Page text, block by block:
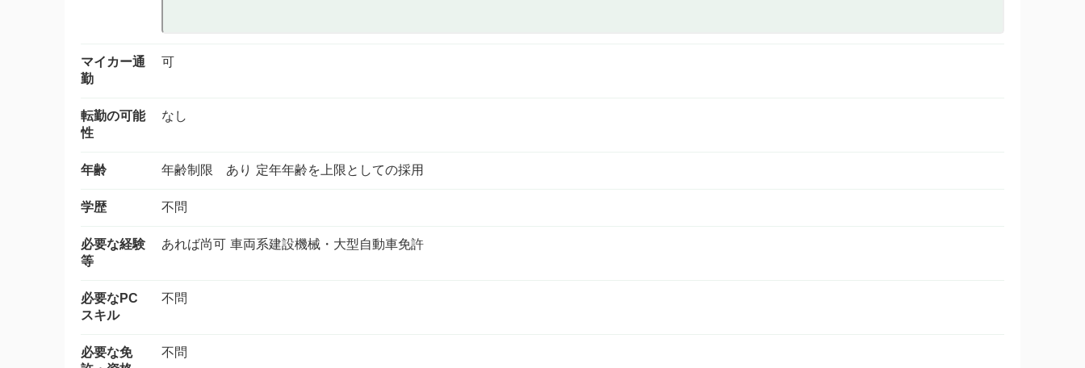
マイカー通
勤
可
転勤の可能
性
なし
年齢 年齢制限 あり 定年年齢を上限としての採用
学歴 不問
必要な経験
等
あれば尚可 車両系建設機械・大型自動車免許
必要なPC
スキル
不問
必要な免
不問